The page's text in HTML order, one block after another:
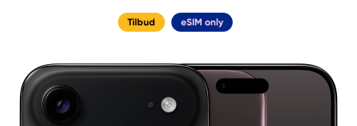
Tilbud eSIM only